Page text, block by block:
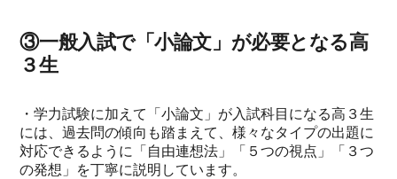
③一般入試で「小論文」が必要となる高
３生
・学力試験に加えて「小論文」が入試科目になる高３生
には、過去問の傾向も踏まえて、様々なタイプの出題に
対応できるように「自由連想法」「５つの視点」「３つ
の発想」を丁寧に説明しています。